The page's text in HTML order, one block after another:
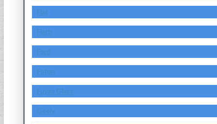
Fiat
Fiath
Ford
Foton
Fuyao Glass
Geely